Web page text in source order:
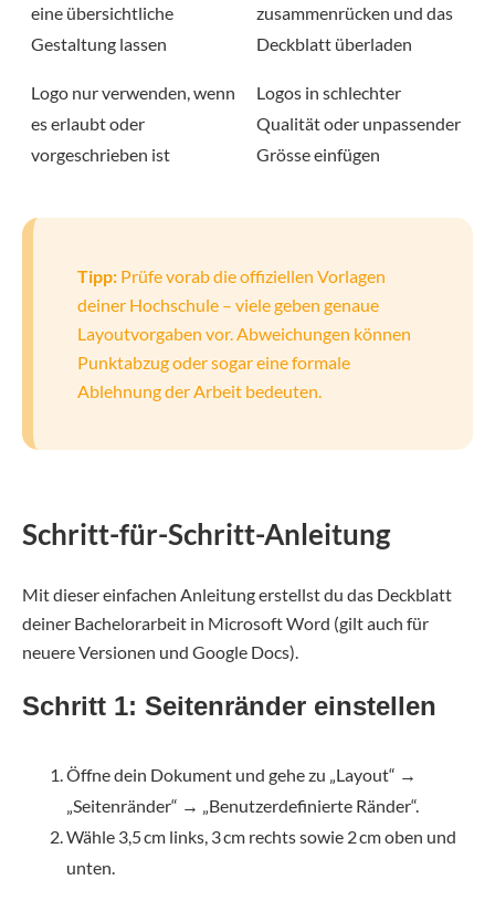
eine übersichtliche
Gestaltung lassen
zusammenrücken und das
Deckblatt überladen
Logo nur verwenden, wenn
es erlaubt oder
vorgeschrieben ist
Logos in schlechter
Qualität oder unpassender
Grösse einfügen
Tipp: Prüfe vorab die offiziellen Vorlagen
deiner Hochschule – viele geben genaue
Layoutvorgaben vor. Abweichungen können
Punktabzug oder sogar eine formale
Ablehnung der Arbeit bedeuten.
Schritt-für-Schritt-Anleitung
Mit dieser einfachen Anleitung erstellst du das Deckblatt
deiner Bachelorarbeit in Microsoft Word (gilt auch für
neuere Versionen und Google Docs).
Schritt 1: Seitenränder einstellen
Öffne dein Dokument und gehe zu „Layout“ →
„Seitenränder“ → „Benutzerdefinierte Ränder“.
Wähle 3,5 cm links, 3 cm rechts sowie 2 cm oben und
unten.